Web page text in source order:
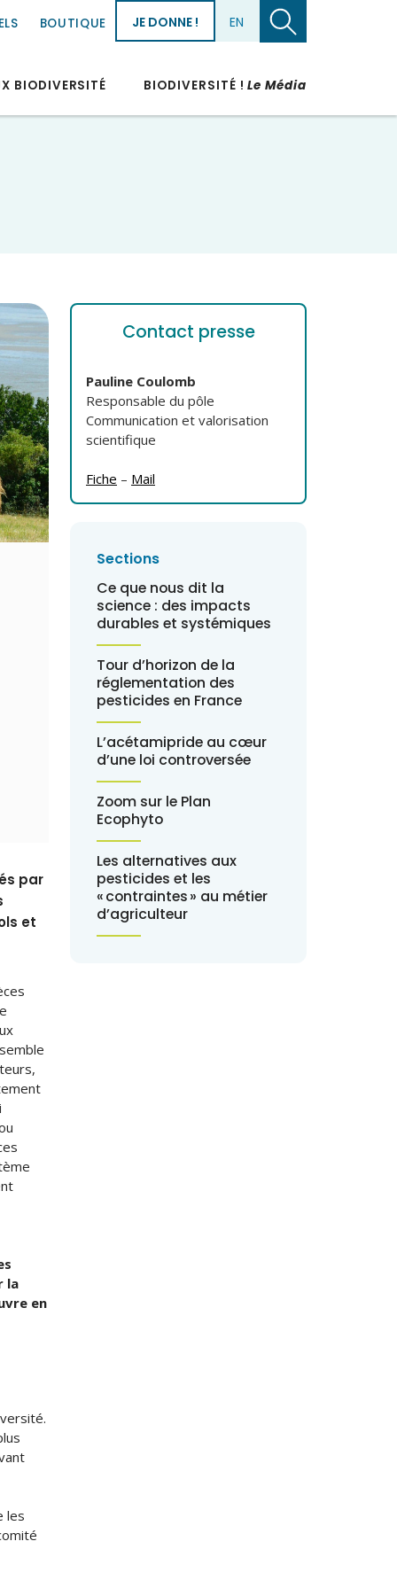
BOUTIQUE JE DONNE ! EN
BIODIVERSITÉ BIODIVERSITÉ !Le Média
par
et
la
en
les
Contact presse
Pauline Coulomb
Responsable du pôle
Communication et valorisation
scientifique
Fiche – Mail
Sections
Ce que nous dit la
science : des impacts
durables et systémiques
Tour d’horizon de la
réglementation des
pesticides en France
L’acétamipride au cœur
d’une loi controversée
Zoom sur le Plan
Ecophyto
Les alternatives aux
pesticides et les
« contraintes » au métier
d’agriculteur